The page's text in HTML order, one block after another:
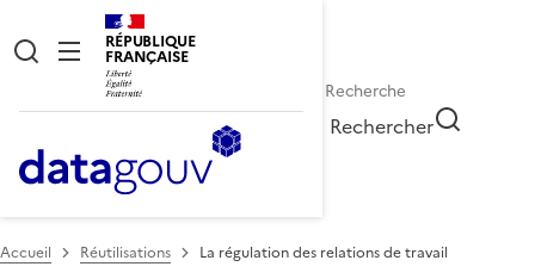
RÉPUBLIQUE
FRANÇAISE
Rechercher
Accueil Réutilisations La régulation des relations de travail